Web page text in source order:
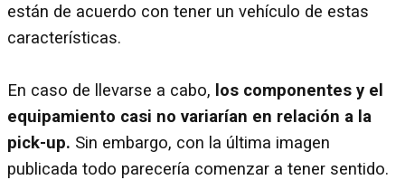
están de acuerdo con tener un vehículo de estas
características.
En caso de llevarse a cabo, los componentes y el
equipamiento casi no variarían en relación a la
pick-up. Sin embargo, con la última imagen
publicada todo parecería comenzar a tener sentido.